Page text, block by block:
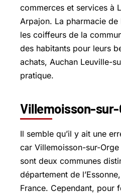
commerces et services à
Arpajon. La pharmacie
les coiffeurs de la
des habitants pour leurs
achats, Auchan Leuville-
pratique.
Villemoisson-sur-
Il semble qu’il y ait une
car Villemoisson-sur-Orge
sont deux communes
département de
France. Cependant, pour